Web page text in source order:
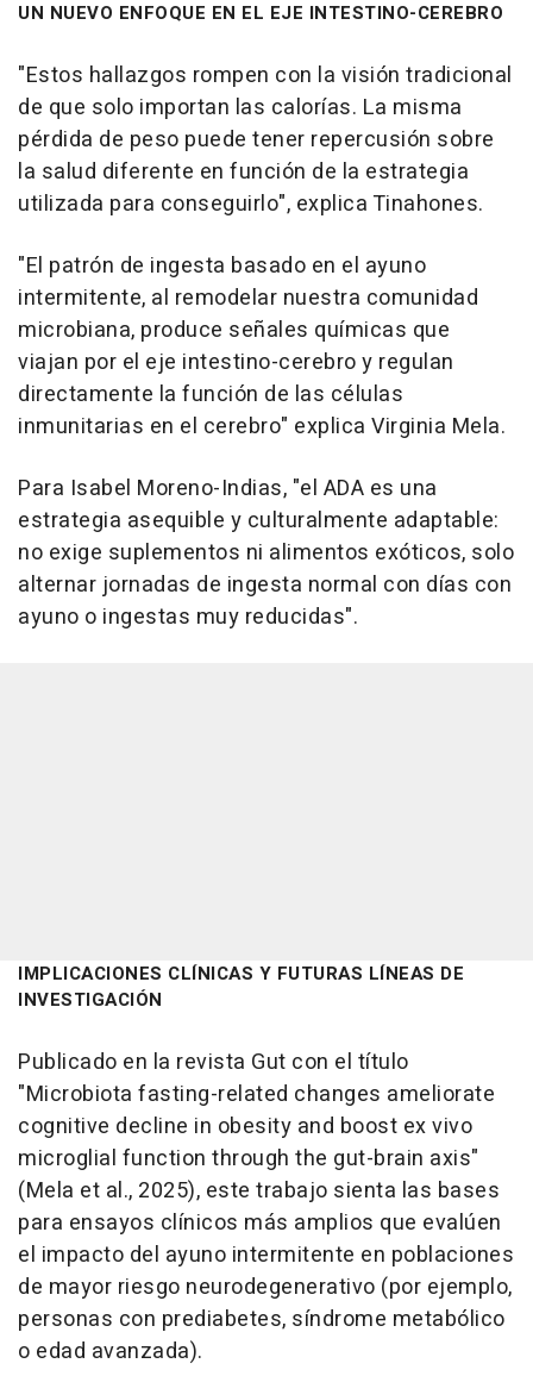
UN NUEVO ENFOQUE EN EL EJE INTESTINO-CEREBRO
"Estos hallazgos rompen con la visión tradicional
de que solo importan las calorías. La misma
pérdida de peso puede tener repercusión sobre
la salud diferente en función de la estrategia
utilizada para conseguirlo", explica Tinahones.
"El patrón de ingesta basado en el ayuno
intermitente, al remodelar nuestra comunidad
microbiana, produce señales químicas que
viajan por el eje intestino-cerebro y regulan
directamente la función de las células
inmunitarias en el cerebro" explica Virginia Mela.
Para Isabel Moreno-Indias, "el ADA es una
estrategia asequible y culturalmente adaptable:
no exige suplementos ni alimentos exóticos, solo
alternar jornadas de ingesta normal con días con
ayuno o ingestas muy reducidas".
IMPLICACIONES CLÍNICAS Y FUTURAS LÍNEAS DE
INVESTIGACIÓN
Publicado en la revista Gut con el título
"Microbiota fasting-related changes ameliorate
cognitive decline in obesity and boost ex vivo
microglial function through the gut-brain axis"
(Mela et al., 2025), este trabajo sienta las bases
para ensayos clínicos más amplios que evalúen
el impacto del ayuno intermitente en poblaciones
de mayor riesgo neurodegenerativo (por ejemplo,
personas con prediabetes, síndrome metabólico
o edad avanzada).